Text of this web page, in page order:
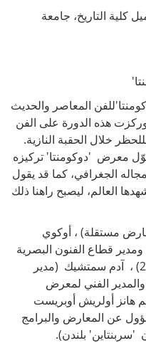
كلية التاريخ، جامعة
المعاصر والحديث
كاسل بألمانيا عام 1955. وركزت هذه الدورة على الفن
خلال الحقبة النازية.
معرض 'دوكومنتا' تركيزه
الجغرافي، كما قد يقول
العالم، ليصبح راهنا ذلك
مستقلة) ، أوكوي
قطاع الفنون البصرية
في الدورة 56 لبينالي البندقية ، 2015) ، آدم سمتشيك (مدير
الفني لمعرض
14 ، 2017 ) تقديم هانز أولريش أوبريست
عن المعارض والبرامج
'سربنتاين' بلندن).